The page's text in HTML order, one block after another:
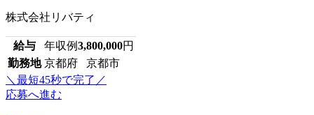
株式会社リバティ
給与 年収例3,800,000円
勤務地 京都府 京都市
＼最短45秒で完了／
応募へ進む